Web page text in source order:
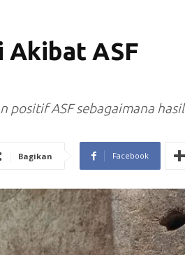
Akibat ASF
positif ASF sebagaimana hasil
Bagikan Facebook